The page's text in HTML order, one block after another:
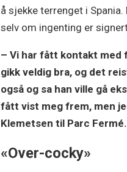
å sjekke terrenget i
selv om ingenting er
– Vi har fått kontakt med
gikk veldig bra, og det
også og sa han ville gå
fått vist meg frem, men
Klemetsen til Parc Fermé.
«Over-cocky»